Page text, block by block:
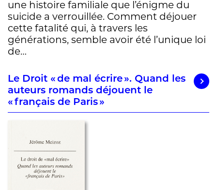
une histoire familiale que l’énigme du
suicide a verrouillée. Comment déjouer
cette fatalité qui, à travers les
générations, semble avoir été l’unique loi
de…
Le Droit « de mal écrire ». Quand les
auteurs romands déjouent le
« français de Paris »